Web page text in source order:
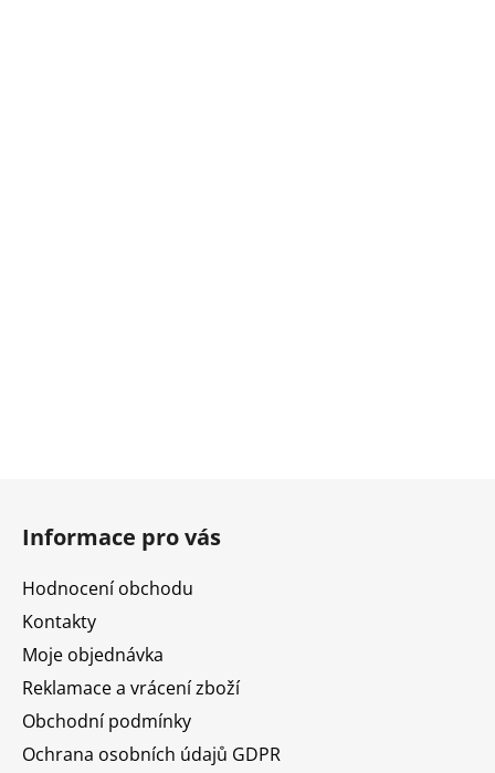
Informace pro vás
Hodnocení obchodu
Kontakty
Moje objednávka
Reklamace a vrácení zboží
Obchodní podmínky
Ochrana osobních údajů GDPR